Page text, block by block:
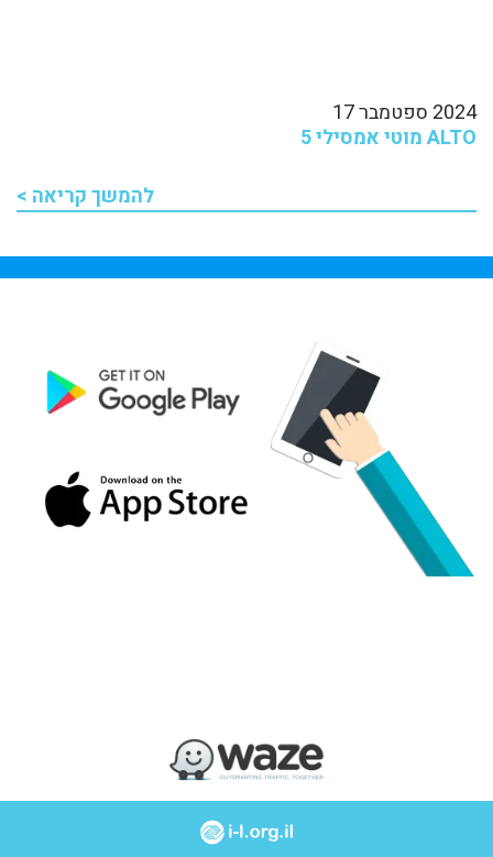
2024 ספטמבר 17
ALTO מוטי אמסילי 5
להמשך קריאה >